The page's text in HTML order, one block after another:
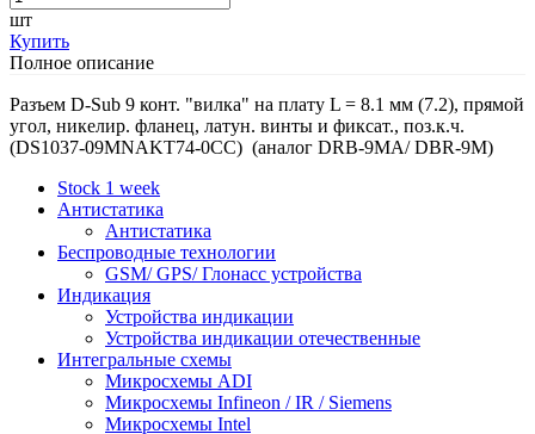
шт
Купить
Полное описание
Разъем D-Sub 9 конт. "вилка" на плату L = 8.1 мм (7.2), прямой
угол, никелир. фланец, латун. винты и фиксат., поз.к.ч.
(DS1037-09MNAKT74-0CC) (аналог DRB-9MA/ DBR-9M)
Stock 1 week
Антистатика
Антистатика
Беспроводные технологии
GSM/ GPS/ Глонасс устройства
Индикация
Устройства индикации
Устройства индикации отечественные
Интегральные схемы
Микросхемы ADI
Микросхемы Infineon / IR / Siemens
Микросхемы Intel